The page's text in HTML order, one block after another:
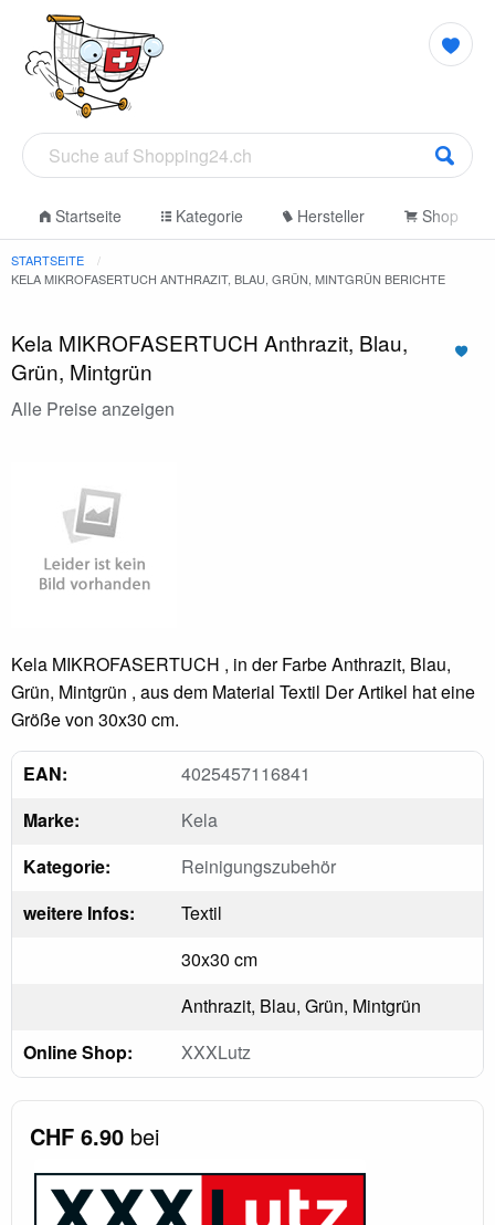
Startseite Kategorie Hersteller Shop
STARTSEITE
KELA MIKROFASERTUCH ANTHRAZIT, BLAU, GRÜN, MINTGRÜN BERICHTE
Kela MIKROFASERTUCH Anthrazit, Blau,
Grün, Mintgrün
Alle Preise anzeigen
Kela MIKROFASERTUCH , in der Farbe Anthrazit, Blau,
Grün, Mintgrün , aus dem Material Textil Der Artikel hat eine
Größe von 30x30 cm.
EAN:
4025457116841
Marke:
Kela
Kategorie:
Reinigungszubehör
weitere Infos:
Textil
30x30 cm
Anthrazit, Blau, Grün, Mintgrün
Online Shop:
XXXLutz
CHF 6.90 bei